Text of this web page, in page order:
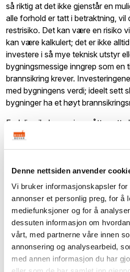
Denne nettsiden anvender
Vi bruker informasjonskapsler for
annonser et personlig preg, for å
mediefunksjoner og for å
dessuten informasjon om
vårt, med partnerne våre innen
annonsering og analysearbeid,
med annen informasjon du har
så riktig at det ikke gjenstår en
alle forhold er tatt i betraktning,
restrisiko. Det kan være en risiko
kan være kalkulert; det er ikke
investere i så mye teknisk utstyr
bygningsmessige inngrep som en
brannsikring krever.
med bygningens verdi; ideelt sett
bygninger ha et høyt
Endelig vil økonomien måtte sette
en eier kan foreta seg. Oppgaven
en plan innenfor bestemte
Brannforebyggende
Tiltak som i størst mulig grad
som oftest billige og kan utføres
retningsgivende for hvilke
satses på.